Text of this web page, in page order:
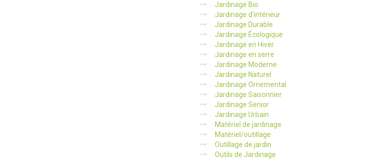
Jardinage Bio
Jardinage d'intérieur
Jardinage Durable
Jardinage Écologique
Jardinage en Hiver
Jardinage en serre
Jardinage Moderne
Jardinage Naturel
Jardinage Ornemental
Jardinage Saisonnier
Jardinage Senior
Jardinage Urbain
Matériel de jardinage
Matériel/outillage
Outillage de jardin
Outils de Jardinage